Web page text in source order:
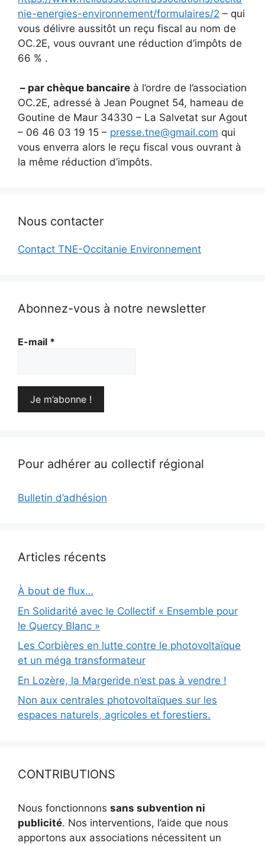
nie-energies-environnement/formulaires/2 – qui
vous délivre aussitôt un reçu fiscal au nom de
OC.2E, vous ouvrant une réduction d’impôts de
66 % .
– par chèque bancaire à l’ordre de l’association
OC.2E, adressé à Jean Pougnet 54, hameau de
Goutine de Maur 34330 – La Salvetat sur Agout
– 06 46 03 19 15 – presse.tne@gmail.com qui
vous enverra alors le reçu fiscal vous ouvrant à
la même réduction d’impôts.
Nous contacter
Contact TNE-Occitanie Environnement
Abonnez-vous à notre newsletter
E-mail *
Pour adhérer au collectif régional
Bulletin d’adhésion
Articles récents
À bout de flux…
En Solidarité avec le Collectif « Ensemble pour
le Quercy Blanc »
Les Corbières en lutte contre le photovoltaïque
et un méga transformateur
En Lozère, la Margeride n’est pas à vendre !
Non aux centrales photovoltaïques sur les
espaces naturels, agricoles et forestiers.
CONTRIBUTIONS
Nous fonctionnons sans subvention ni
publicité. Nos interventions, l’aide que nous
apportons aux associations nécessitent un